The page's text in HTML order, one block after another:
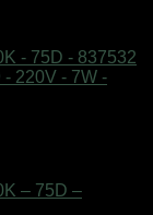
– 75D –